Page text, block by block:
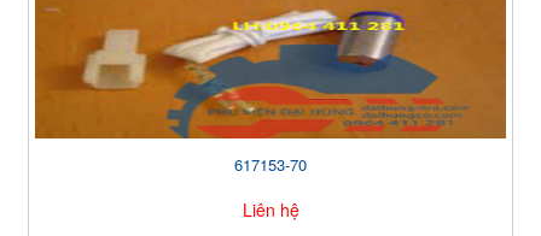
617153-70
Liên hệ